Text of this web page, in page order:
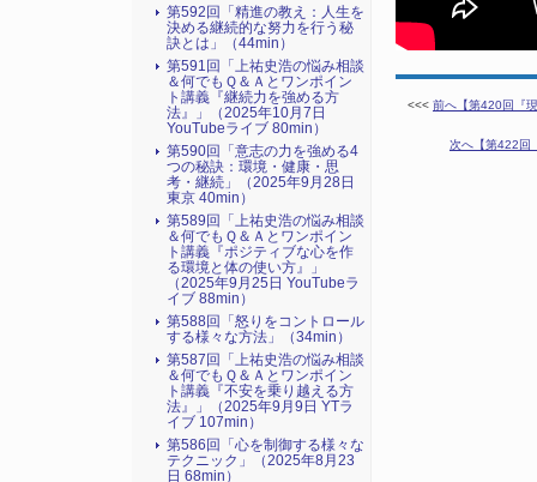
<<< 前へ【第420回『
次へ【第422回
第592回「精進の教え：人生を
決める継続的な努力を行う秘
訣とは」（44min）
第591回「上祐史浩の悩み相談
＆何でもＱ＆Ａとワンポイン
ト講義『継続力を強める方
法』​」（2025年10月7日
YouTubeライブ 80min）
第590回「意志の力を強める4
つの秘訣：環境・健康・思
考・継続」（2025年9月28日
東京 40min）
第589回「上祐史浩の悩み相談
＆何でもＱ＆Ａとワンポイン
ト講義『ポジティブな心を作
る環境と体の使い方』​」
（2025年9月25日 YouTubeラ
イブ 88min）
第588回「怒りをコントロール
する様々な方法」（34min）
第587回「上祐史浩の悩み相談
＆何でもＱ＆Ａとワンポイン
ト講義『不安を乗り越える方
法』​」（2025年9月9日 YTラ
イブ 107min）
第586回「心を制御する様々な
テクニック」（2025年8月23
日 68min）